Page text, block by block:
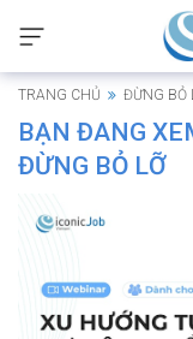
TRANG CHỦ ĐỪNG BỎ
BẠN ĐANG
ĐỪNG BỎ LỠ